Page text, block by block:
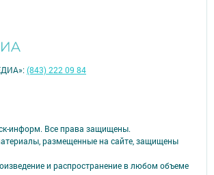
информ. Все права защищены.
размещенные на сайте, защищены
и распространение в любом объеме
(843) 222 09 84